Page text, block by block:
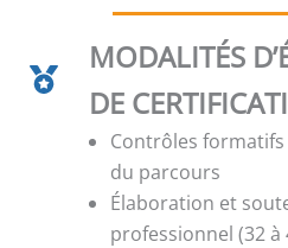
MODALITÉS
DE
Contrôles
du parcours
Élaboration et
professionnel (32 à